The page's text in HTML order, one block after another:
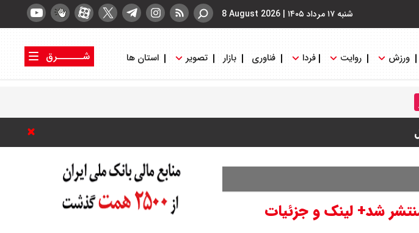
شنبه ۱۷ مرداد ۱۴۰۵ |
8 August 2026
ورزش روایت فردا فناوری بازار تصویر استان ها
شــــــرق